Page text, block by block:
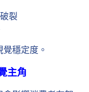
裂
穩定度。
主角